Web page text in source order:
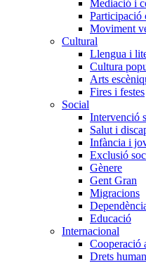
Mediació i
Participació
Moviment
Cultural
Llengua i
Cultura
Arts
Fires i festes
Social
Intervenció
Salut i
Infància i
Exclusió
Gènere
Gent Gran
Migracions
Educació
Internacional
Cooperació
Drets